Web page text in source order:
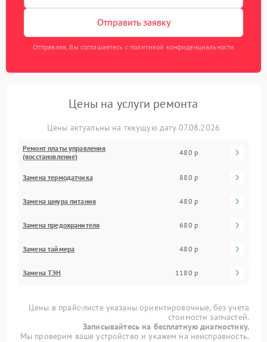
Отправить заявку
Отправляя, Вы соглашаетесь с политикой конфиденциальности
Цены на услуги ремонта
Цены актуальны на текущую дату 07.08.2026
Ремонт платы управления
(восстановление)
480 р
Замена термодатчика 880 р
Замена шнура питания 480 р
Замена предохранителя 680 р
Замена таймера 480 р
Замена ТЭН 1180 р
Цены в прайс-листе указаны ориентировочные, без учета
стоимости запчастей.
Записывайтесь на бесплатную диагностику.
Мы проверим ваше устройство и укажем на неисправность.